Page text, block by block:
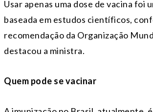
Usar apenas uma dose de vacina foi
baseada em estudos científicos,
recomendação da Organização
destacou a ministra.
Quem pode se vacinar